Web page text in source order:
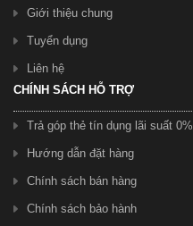
Giới thiệu chung
Tuyển dụng
Liên hệ
CHÍNH SÁCH HỖ TRỢ
Trả góp thẻ tín dụng lãi suất 0%
Hướng dẫn đặt hàng
Chính sách bán hàng
Chính sách bảo hành